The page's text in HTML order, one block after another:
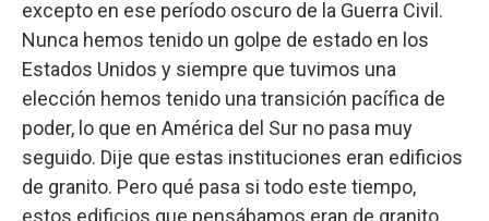
excepto en ese período oscuro de la Guerra Civil.
Nunca hemos tenido un golpe de estado en los
Estados Unidos y siempre que tuvimos una
elección hemos tenido una transición pacífica de
poder, lo que en América del Sur no pasa muy
seguido. Dije que estas instituciones eran edificios
de granito. Pero qué pasa si todo este tiempo,